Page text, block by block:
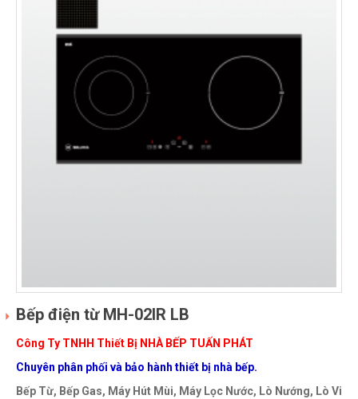
Bếp điện từ MH-02IR LB
Công Ty TNHH Thiết Bị NHÀ BẾP TUẤN PHÁT
Chuyên phân phối và bảo hành thiết bị nhà bếp.
Bếp Từ, Bếp Gas, Máy Hút Mùi, Máy Lọc Nước, Lò Nướng, Lò Vi